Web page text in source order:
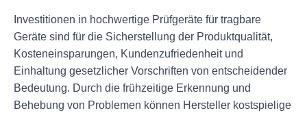
Investitionen in hochwertige Prüfgeräte für tragbare
Geräte sind für die Sicherstellung der Produktqualität,
Kosteneinsparungen, Kundenzufriedenheit und
Einhaltung gesetzlicher Vorschriften von entscheidender
Bedeutung. Durch die frühzeitige Erkennung und
Behebung von Problemen können Hersteller kostspielige